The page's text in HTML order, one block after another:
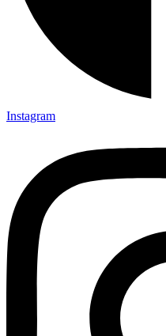
Instagram